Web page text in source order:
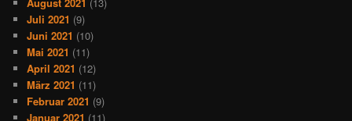
Juli 2021 (9)
Juni 2021 (10)
Mai 2021 (11)
April 2021 (12)
März 2021 (11)
Februar 2021 (9)
Januar 2021 (11)